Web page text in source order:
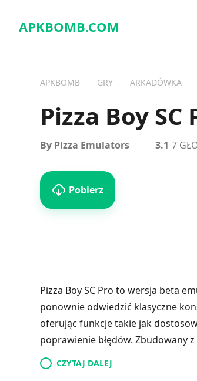
APKBOMB.COM
APKBOMB GRY ARKADÓWKA
Pizza Boy SC
By Pizza Emulators
Pobierz
3.1 7
Pizza Boy SC Pro to wersja beta
ponownie odwiedzić klasyczne
oferując funkcje takie jak
poprawienie błędów. Zbudowany
kontrolery gier i zawiera opcje
okładki gier, co dodaje
CZYTAJ DALEJ